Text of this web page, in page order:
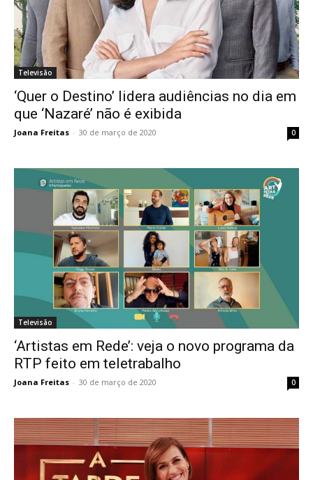
Televisão
‘Quer o Destino’ lidera audiências no dia em
que ‘Nazaré’ não é exibida
Joana Freitas - 30 de março de 2020 0
Televisão
‘Artistas em Rede’: veja o novo programa da
RTP feito em teletrabalho
Joana Freitas - 30 de março de 2020 0